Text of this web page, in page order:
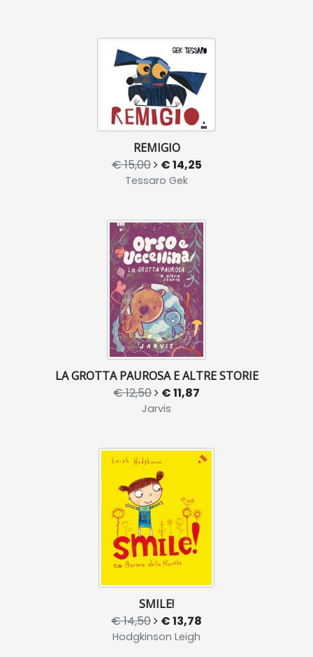
REMIGIO
€ 15,00 € 14,25
Tessaro Gek
LA GROTTA PAUROSA E ALTRE STORIE
€ 12,50 € 11,87
Jarvis
SMILE!
€ 14,50 € 13,78
Hodgkinson Leigh